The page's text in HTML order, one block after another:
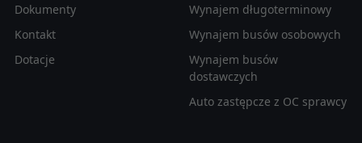
Dokumenty
Kontakt
Dotacje
Wynajem długoterminowy
Wynajem busów osobowych
Wynajem busów
dostawczych
Auto zastępcze z OC sprawcy